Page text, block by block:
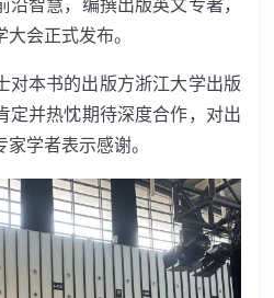
智慧，编撰出版英文专著，
会正式发布。
对本书的出版方浙江大学出版
定并热忱期待深度合作，对出
学者表示感谢。